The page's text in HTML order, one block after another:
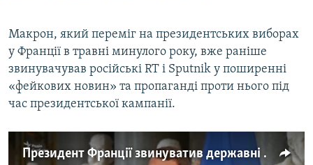
Макрон, який переміг на президентських виборах
у Франції в травні минулого року, вже раніше
звинувачував російські RT і Sputnik у поширенні
«фейкових новин» та пропаганді проти нього під
час президентської кампанії.
Президент Франції звинуватив державні ЗМІ Росії у пропаганді й поширенні фейків (відео)